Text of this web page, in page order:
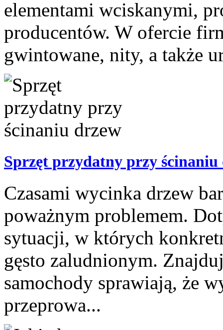
elementami wciskanymi,
producentów. W ofercie
gwintowane, nity, a także
Sprzęt przydatny przy ścinaniu
Czasami wycinka drzew
poważnym problemem.
sytuacji, w których
gęsto zaludnionym.
samochody sprawiają, że
przeprowa...